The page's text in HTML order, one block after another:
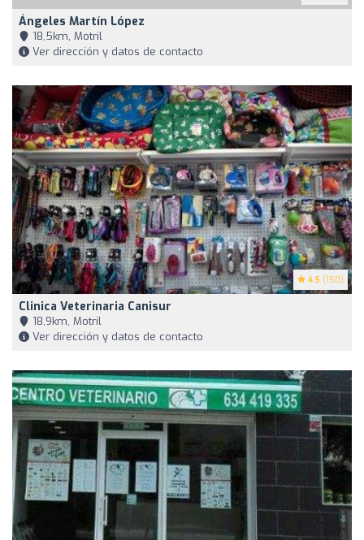
Ángeles Martín López
18,5km, Motril
Ver dirección y datos de contacto
4.5 (150)
Clinica Veterinaria Canisur
18,9km, Motril
Ver dirección y datos de contacto